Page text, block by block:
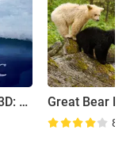
Osos Polares 3D: Ojos en el Hielo
8.0